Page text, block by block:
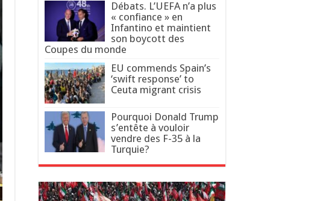
Débats. L’UEFA n’a plus
« confiance » en
Infantino et maintient
son boycott des
Coupes du monde
EU commends Spain’s
‘swift response’ to
Ceuta migrant crisis
Pourquoi Donald Trump
s’entête à vouloir
vendre des F-35 à la
Turquie?